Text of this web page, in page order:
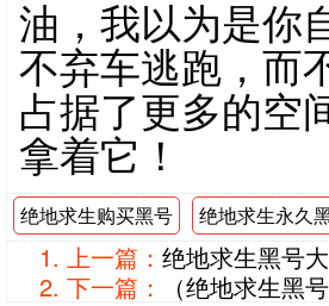
油，我以为是你
不弃车逃跑，而
占据了更多的空
拿着它！
绝地求生购买黑号 绝地求生永久
上一篇： 绝地求生黑号
下一篇：
（绝地求生黑